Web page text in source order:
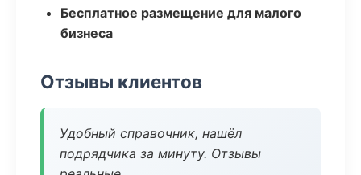
Бесплатное размещение для малого
бизнеса
Отзывы клиентов
Удобный справочник, нашёл
подрядчика за минуту. Отзывы